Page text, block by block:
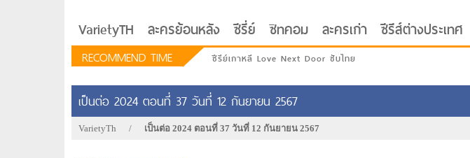
VarietyTH ละครย้อนหลัง ซีรี่ย์ ซิทคอม ละครเก่า ซีรีส์ต่างประเทศ
RECOMMEND TIME ซีรีย์เกาหลี Love Next Door ซับไทย
เป็นต่อ 2024 ตอนที่ 37 วันที่ 12 กันยายน 2567
VarietyTh / เป็นต่อ 2024 ตอนที่ 37 วันที่ 12 กันยายน 2567